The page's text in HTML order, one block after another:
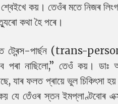
কয়। তেওঁৰ মতে নিজৰ
কথা হৈ পৰে।
ট্ৰেন্স-পাৰ্ছন (trans-
পৰা নাছিলো,” তেওঁ কয়। ডাঃ
যাৰ ফলত প্ৰায়ে ভুল চিকিৎসা
যে তেঁওৰ স্তন ইমপ্লাণ্টবোৰ